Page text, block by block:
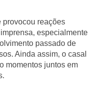
provocou reações
especialmente
passado de
Ainda assim, o casal
momentos juntos em